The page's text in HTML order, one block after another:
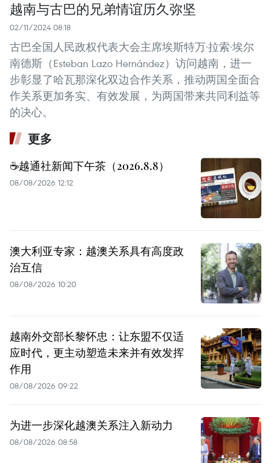
越南与古巴的兄弟情谊历久弥坚
02/11/2024 08:18
古巴全国人民政权代表大会主席埃斯特万·拉索·埃尔
南德斯（Esteban Lazo Hernández）访问越南，进一
步彰显了哈瓦那深化双边合作关系，推动两国全面合
作关系更加务实、有效发展，为两国带来共同利益等
的决心。
更多
☕️越通社新闻下午茶（2026.8.8）
08/08/2026 12:12
澳大利亚专家：越澳关系具有高度政
治互信
08/08/2026 10:20
越南外交部长黎怀忠：让东盟不仅适
应时代，更主动塑造未来并有效发挥
作用
08/08/2026 09:22
为进一步深化越澳关系注入新动力
08/08/2026 08:58